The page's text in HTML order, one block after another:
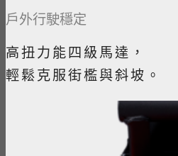
戶外行駛穩定
高扭力能四級馬達，
輕鬆克服街檻與斜坡。